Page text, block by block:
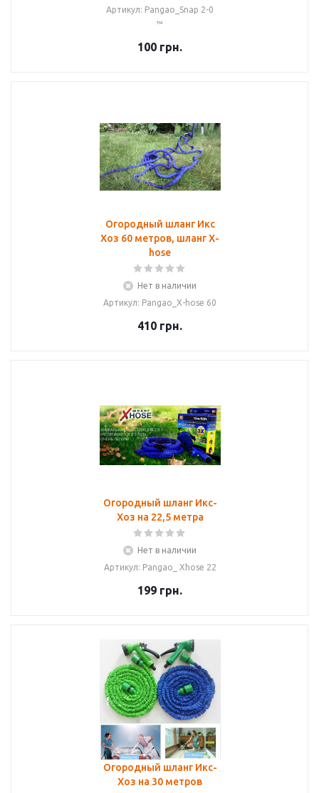
Артикул: Pangao_Snap 2-0
™
100 грн.
Огородный шланг Икс
Хоз 60 метров, шланг X-
hose
Нет в наличии
Артикул: Pangao_X-hose 60
410 грн.
Огородный шланг Икс-
Хоз на 22,5 метра
Нет в наличии
Артикул: Pangao_ Xhose 22
199 грн.
Огородный шланг Икс-
Хоз на 30 метров